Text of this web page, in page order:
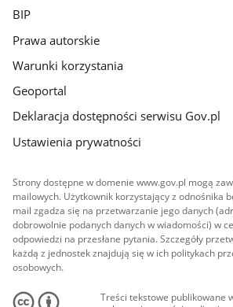
BIP
Prawa autorskie
Warunki korzystania
Geoportal
Deklaracja dostępności serwisu Gov.pl
Ustawienia prywatności
Strony dostępne w domenie www.gov.pl mogą
mailowych. Użytkownik korzystający z odnośnika
mail zgadza się na przetwarzanie jego danych
dobrowolnie podanych danych w wiadomości) w
odpowiedzi na przesłane pytania. Szczegóły
każdą z jednostek znajdują się w ich politykach
osobowych.
Treści tekstowe publikowane